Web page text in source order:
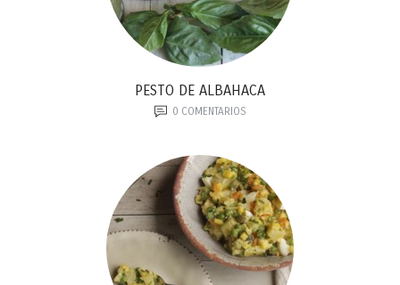
PESTO DE ALBAHACA
0COMENTARIOS